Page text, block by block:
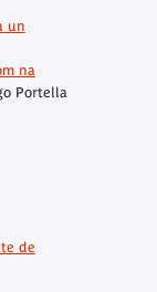
un
na
Portella
de